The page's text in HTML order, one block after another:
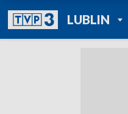
LUBLIN
POWRÓT
TVP